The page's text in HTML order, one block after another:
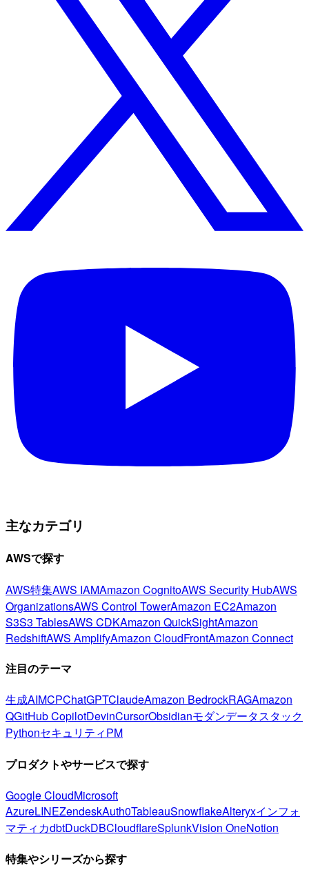
主なカテゴリ
AWSで探す
AWS特集AWS IAMAmazon CognitoAWS Security HubAWS
OrganizationsAWS Control TowerAmazon EC2Amazon
S3S3 TablesAWS CDKAmazon QuickSightAmazon
RedshiftAWS AmplifyAmazon CloudFrontAmazon Connect
注目のテーマ
生成AIMCPChatGPTClaudeAmazon BedrockRAGAmazon
QGitHub CopilotDevinCursorObsidianモダンデータスタック
PythonセキュリティPM
プロダクトやサービスで探す
Google CloudMicrosoft
AzureLINEZendeskAuth0TableauSnowflakeAlteryxインフォ
マティカdbtDuckDBCloudflareSplunkVision OneNotion
特集やシリーズから探す